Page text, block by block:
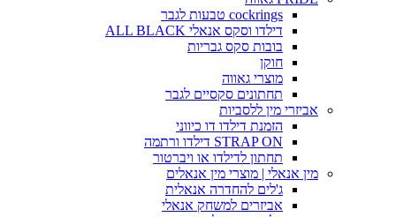
cockrings טבעות לגבר
דילדו וסקס אנאלי ALL BLACK
בובות סקס גבריות
חוקן
מוצרי גאווה
תחתונים סקסיים לגבר
אביזרי מין ללסביות
הזמנת דילדו דו כיווני
STRAP ON דילדו ורתמה
תחתון לדילדו או ויברטור
מין אנאלי | מוצרי מין אנאלים
ג'לים להחדרה אנאלית
אביזרים למשחק אנאלי